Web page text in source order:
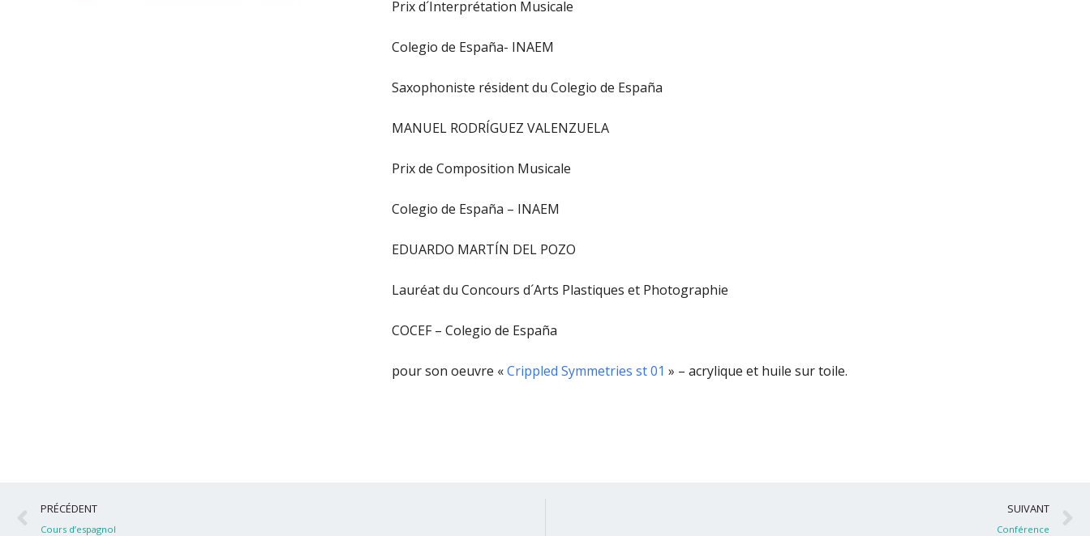
Prix d´Interprétation Musicale
Colegio de España- INAEM
Saxophoniste résident du Colegio de España
MANUEL RODRÍGUEZ VALENZUELA
Prix de Composition Musicale
Colegio de España – INAEM
EDUARDO MARTÍN DEL POZO
Lauréat du Concours d´Arts Plastiques et Photographie
COCEF – Colegio de España
pour son oeuvre «Crippled Symmetries st 01 » – acrylique et huile sur toile.
Précédent
PRÉCÉDENT
Cours d’espagnol
SUIVANT
Conférence